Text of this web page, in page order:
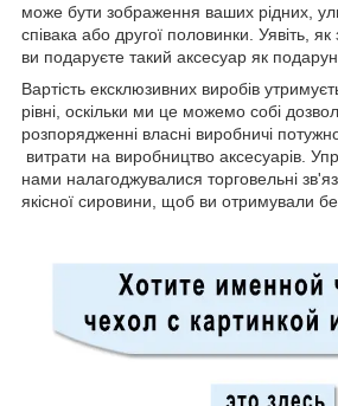
може бути зображення ваших рідних,
співака або другої половинки. Уявіть,
ви подаруєте такий аксесуар як
Вартість ексклюзивних виробів
рівні, оскільки ми це можемо собі
розпорядженні власні виробничі
витрати на виробництво аксесуарів.
нами налагоджувалися торговельні
якісної сировини, щоб ви отримували